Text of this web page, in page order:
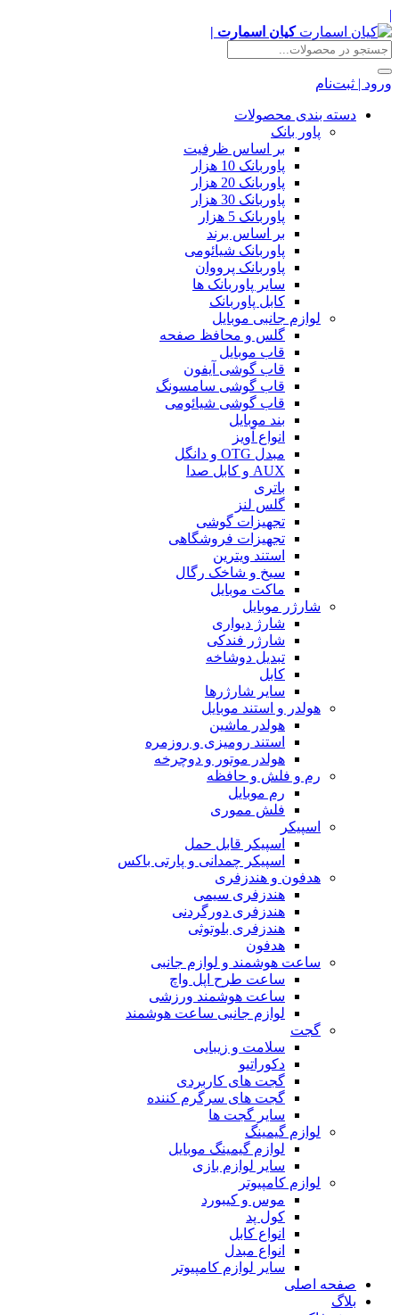
|
کیان اسمارت |
ورود | ثبت‌نام
دسته بندی محصولات
پاور بانک
بر اساس ظرفیت
پاوربانک 10 هزار
پاوربانک 20 هزار
پاوربانک 30 هزار
پاوربانک 5 هزار
بر اساس برند
پاوربانک شیائومی
پاوربانک پرووان
سایر پاوربانک ها
کابل پاوربانک
لوازم جانبی موبایل
گلس و محافظ صفحه
قاب موبایل
قاب گوشی آیفون
قاب گوشی سامسونگ
قاب گوشی شیائومی
بند موبایل
انواع آویز
مبدل OTG و دانگل
AUX و کابل صدا
باتری
گلس لنز
تجهیزات گوشی
تجهیزات فروشگاهی
استند ویترین
سیخ و شاخک رگال
ماکت موبایل
شارژر موبایل
شارژ دیواری
شارژر فندکی
تبدیل دوشاخه
کابل
سایر شارژرها
هولدر و استند موبایل
هولدر ماشین
استند رومیزی و روزمره
هولدر موتور و دوچرخه
رم و فلش و حافظه
رم موبایل
فلش مموری
اسپیکر
اسپیکر قابل حمل
اسپیکر چمدانی و پارتی باکس
هدفون و هندزفری
هندزفری سیمی
هندزفری دورگردنی
هندزفری بلوتوثی
هدفون
ساعت هوشمند و لوازم جانبی
ساعت طرح اپل واچ
ساعت هوشمند ورزشی
لوازم جانبی ساعت هوشمند
گجت
سلامت و زیبایی
دکوراتیو
گجت های کاربردی
گجت های سرگرم کننده
سایر گجت ها
لوازم گیمینگ
لوازم گیمینگ موبایل
سایر لوازم بازی
لوازم کامپیوتر
موس و کیبورد
کول پد
انواع کابل
انواع مبدل
سایر لوازم کامپیوتر
صفحه اصلی
بلاگ